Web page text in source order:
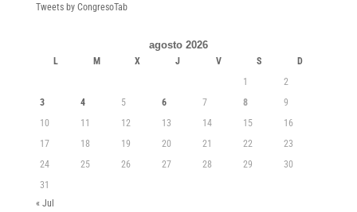
Tweets by CongresoTab
agosto 2026
L M X J V S
D
1
2
3
4 5 6 7 8
9
10
11 12 13 14 15
16
17
18 19 20 21 22
23
24
25 26 27 28 29
30
31
« Jul